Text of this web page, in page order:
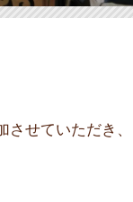
せていただき、